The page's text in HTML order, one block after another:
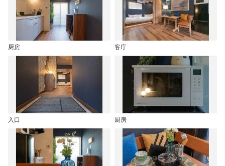
厨房 客庁
入口 厨房